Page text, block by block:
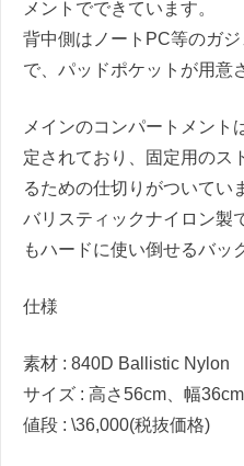
メントでできています。
背中側はノートPC等のガ
で、パッドポケットが用意
メインのコンパートメント
定されており、固定用のス
るための仕切りがついてい
バリスティックナイロン製
もハードに使い倒せるバッ
仕様
素材 : 840D Ballistic Nylon
サイズ : 高さ56cm、幅
値段 : \36,000(税抜価格)